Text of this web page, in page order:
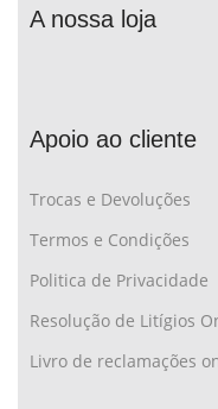
A nossa loja
Apoio ao cliente
Trocas e Devoluções
Termos e Condições
Politica de Privacidade
Resolução de Litígios
Livro de reclamações